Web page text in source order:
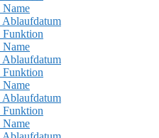
Name
Ablaufdatum
Funktion
Name
Ablaufdatum
Funktion
Name
Ablaufdatum
Funktion
Name